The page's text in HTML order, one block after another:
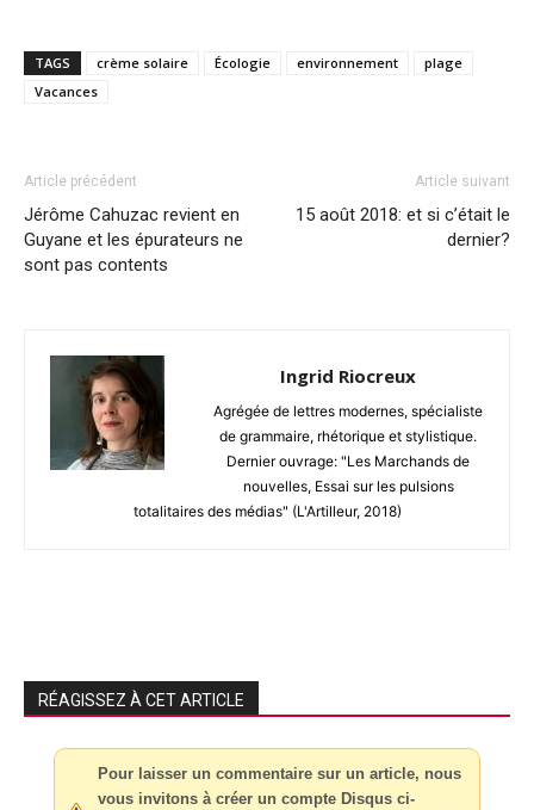
TAGS crème solaire Écologie environnement
plage
Vacances
Article précédent
Jérôme Cahuzac revient en
Guyane et les épurateurs ne
sont pas contents
Article suivant
15 août 2018: et si c’était le
dernier?
Ingrid Riocreux
Agrégée de lettres modernes, spécialiste
de grammaire, rhétorique et stylistique.
Dernier ouvrage: "Les Marchands de
nouvelles, Essai sur les pulsions
totalitaires des médias" (L'Artilleur, 2018)
RÉAGISSEZ À CET ARTICLE
Pour laisser un commentaire sur un article, nous
vous invitons à créer un compte Disqus ci-